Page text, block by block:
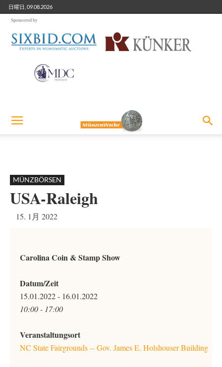
日曜日, 09.08.2026
Sponsored by
MÜNZBÖRSEN
USA-Raleigh
15. 1月 2022
Carolina Coin & Stamp Show
Datum/Zeit
15.01.2022 - 16.01.2022
10:00 - 17:00
Veranstaltungsort
NC State Fairgrounds -- Gov. James E. Holshouser Building